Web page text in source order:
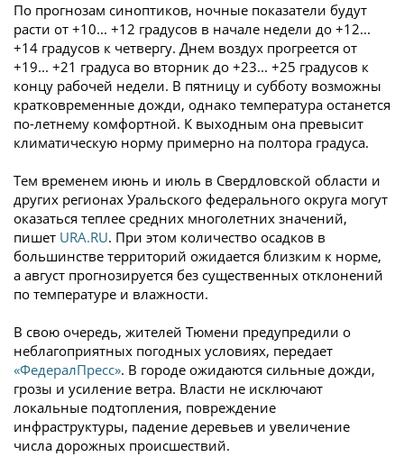
По прогнозам синоптиков, ночные показатели будут
расти от +10... +12 градусов в начале недели до +12...
+14 градусов к четвергу. Днем воздух прогреется от
+19... +21 градуса во вторник до +23... +25 градусов к
концу рабочей недели. В пятницу и субботу возможны
кратковременные дожди, однако температура останется
по-летнему комфортной. К выходным она превысит
климатическую норму примерно на полтора градуса.
Тем временем июнь и июль в Свердловской области и
других регионах Уральского федерального округа могут
оказаться теплее средних многолетних значений,
пишет URA.RU. При этом количество осадков в
большинстве территорий ожидается близким к норме,
а август прогнозируется без существенных отклонений
по температуре и влажности.
В свою очередь, жителей Тюмени предупредили о
неблагоприятных погодных условиях, передает
«ФедералПресс». В городе ожидаются сильные дожди,
грозы и усиление ветра. Власти не исключают
локальные подтопления, повреждение
инфраструктуры, падение деревьев и увеличение
числа дорожных происшествий.